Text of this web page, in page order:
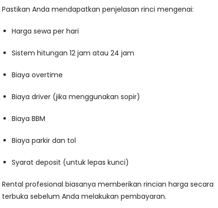
Pastikan Anda mendapatkan penjelasan rinci mengenai:
Harga sewa per hari
Sistem hitungan 12 jam atau 24 jam
Biaya overtime
Biaya driver (jika menggunakan sopir)
Biaya BBM
Biaya parkir dan tol
Syarat deposit (untuk lepas kunci)
Rental profesional biasanya memberikan rincian harga secara
terbuka sebelum Anda melakukan pembayaran.